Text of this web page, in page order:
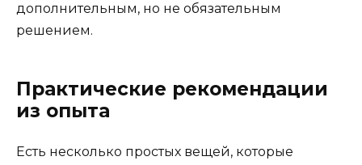
дополнительным, но не обязательным
решением.
Практические рекомендации
из опыта
Есть несколько простых вещей, которые